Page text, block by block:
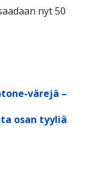
nyt 50
värejä –
osan tyyliä